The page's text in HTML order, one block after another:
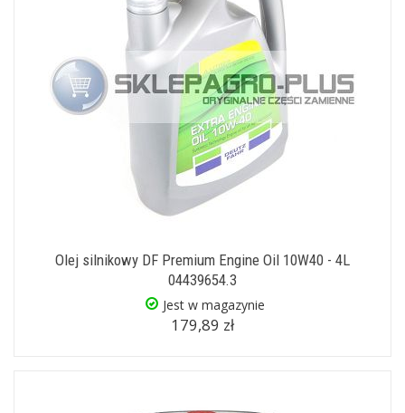
Olej silnikowy DF Premium Engine Oil 10W40 - 4L
04439654.3
Jest w magazynie
179,89 zł